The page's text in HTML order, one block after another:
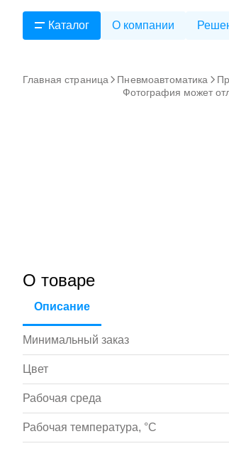
Каталог О компании
Главная страница Пневмоавтоматика
Фотография может
О товаре
Описание
Минимальный заказ
Цвет
Рабочая среда
Рабочая температура, °С